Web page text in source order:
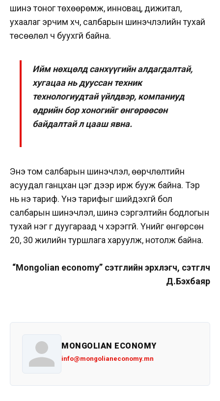
шинэ тоног төхөөрөмж, инновац, дижитал,
ухаалаг эрчим хүч, салбарын шинэчлэлийн тухай
төсөөлөл ч буухгүй байна.
Ийм нөхцөлд санхүүгийн алдагдалтай,
хугацаа нь дууссан техник
технологиудтай үйлдвэр, компаниуд
өдрийн бор хоногийг өнгөрөөсөн
байдалтай л цааш явна.
Энэ том салбарын шинэчлэл, өөрчлөлтийн
асуудал ганцхан цэг дээр ирж бууж байна. Тэр
нь үнэ тариф. Үнэ тарифыг шийдэхгүй бол
салбарын шинэчлэл, шинэ сэргэлтийн бодлогын
тухай нэг үг дуугараад ч хэрэггүй. Үүнийг өнгөрсөн
20, 30 жилийн туршлага харуулж, нотолж байна.
“Mongolian economy” сэтгүүлийн эрхлэгч, сэтгүүлч
Д.Бэхбаяр
MONGOLIAN ECONOMY
info@mongolianeconomy.mn